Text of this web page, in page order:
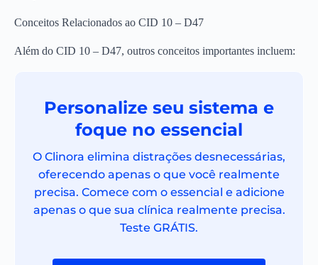
Conceitos Relacionados ao CID 10 – D47
Além do CID 10 – D47, outros conceitos importantes incluem:
Personalize seu sistema e
foque no essencial
O Clinora elimina distrações desnecessárias,
oferecendo apenas o que você realmente
precisa. Comece com o essencial e adicione
apenas o que sua clínica realmente precisa.
Teste GRÁTIS.